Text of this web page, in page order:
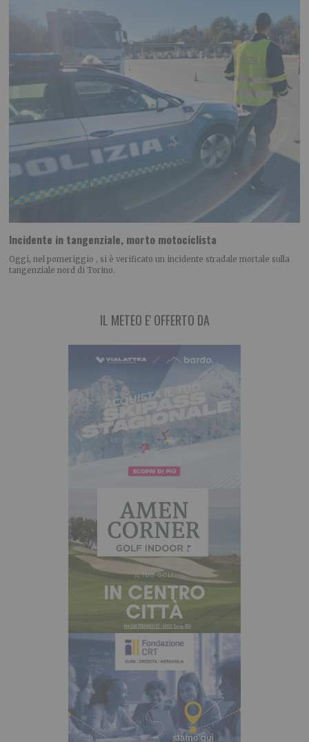
Incidente in tangenziale, morto motociclista
Oggi, nel pomeriggio , si è verificato un incidente stradale mortale sulla
tangenziale nord di Torino.
IL METEO E' OFFERTO DA